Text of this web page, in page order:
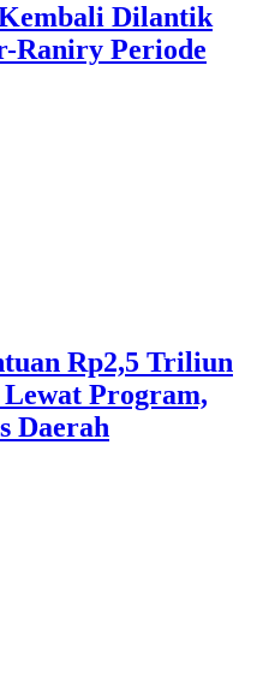
Dilantik
Raniry Periode
Rp2,5 Triliun
Program,
Daerah